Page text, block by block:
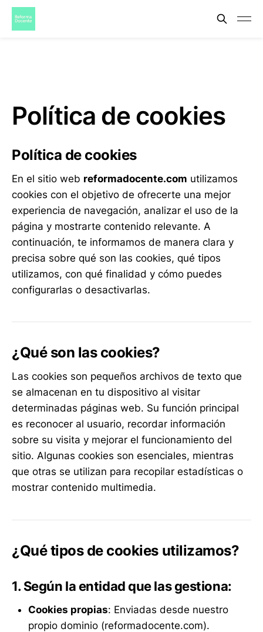
Política de cookies
Política de cookies
En el sitio web reformadocente.com utilizamos
cookies con el objetivo de ofrecerte una mejor
experiencia de navegación, analizar el uso de la
página y mostrarte contenido relevante. A
continuación, te informamos de manera clara y
precisa sobre qué son las cookies, qué tipos
utilizamos, con qué finalidad y cómo puedes
configurarlas o desactivarlas.
¿Qué son las cookies?
Las cookies son pequeños archivos de texto que
se almacenan en tu dispositivo al visitar
determinadas páginas web. Su función principal
es reconocer al usuario, recordar información
sobre su visita y mejorar el funcionamiento del
sitio. Algunas cookies son esenciales, mientras
que otras se utilizan para recopilar estadísticas o
mostrar contenido multimedia.
¿Qué tipos de cookies utilizamos?
1. Según la entidad que las gestiona:
Cookies propias: Enviadas desde nuestro
propio dominio (reformadocente.com).